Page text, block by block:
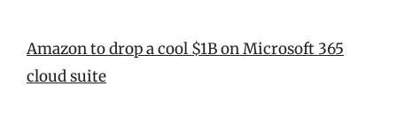
Amazon to drop a cool $1B on Microsoft 365
cloud suite